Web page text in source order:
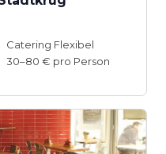
Catering Flexibel
30–80 € pro Person